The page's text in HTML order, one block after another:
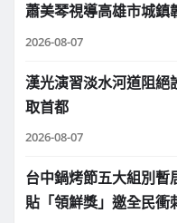
蕭美琴視導高雄市城鎮
2026-08-07
漢光演習淡水河道阻
取首都
2026-08-07
台中鍋烤節五大組別
貼「領鮮獎」邀全民衝